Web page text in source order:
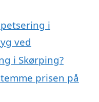
i
ved
i Skørping?
prisen på